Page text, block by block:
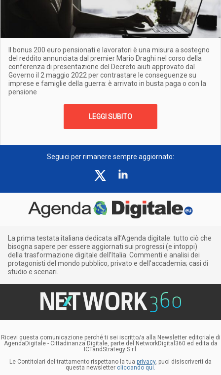
Il bonus 200 euro pensionati e lavoratori è una misura a sostegno
del reddito annunciata dal premier Mario Draghi nel corso della
conferenza di presentazione del Decreto aiuti approvato dal
Governo il 2 maggio 2022 per contrastare le conseguenze su
imprese e famiglie della guerra: è arrivato in busta paga o con la
pensione
LEGGI SUBITO
Seguici per rimanere sempre aggiornato:
La prima testata italiana dedicata all’Agenda digitale: tutto ciò che
bisogna sapere per essere aggiornati sui progressi (e intoppi)
della trasformazione digitale dell’Italia. Commenti e analisi dei
protagonisti del mondo pubblico, privato e dell’accademia; casi di
studio e scenari.
Ricevi questa comunicazione perché ti sei iscritto/a alla Newsletter editoriale di
AgendaDigitale - Cittadinanza Digitale, parte del NetworkDigital360 ed edita da
ICTandStrategy S.r.l.
Le Contitolari del trattamento rispettano la tua privacy, puoi disiscriverti da
questa newsletter cliccando qui.